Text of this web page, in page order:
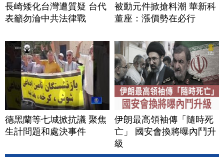
長崎矮化台灣遭質疑 台代
表籲勿淪中共法律戰
被動元件掀搶料潮 華新科
董座：漲價勢在必行
德黑蘭等七城掀抗議 聚焦
生計問題和處決事件
伊朗最高領袖傳「隨時死
亡」 國安會換將曝內鬥升
級